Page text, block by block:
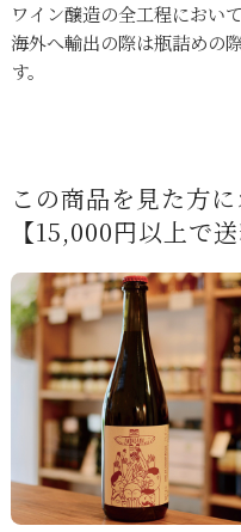
ワイン醸造の全工程におい
海外へ輸出の際は瓶詰めの
す。
この商品を見た方
【15,000円以上で送